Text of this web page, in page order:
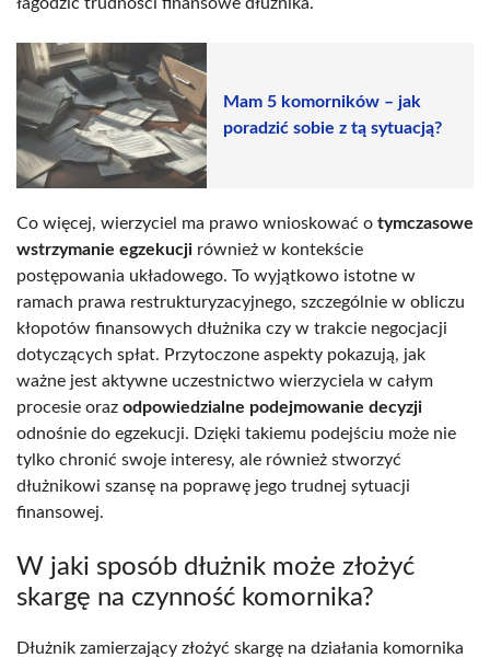
Mam 5 komorników – jak
poradzić sobie z tą sytuacją?
Co więcej, wierzyciel ma prawo wnioskować o tymczasowe
wstrzymanie egzekucji również w kontekście
postępowania układowego. To wyjątkowo istotne w
ramach prawa restrukturyzacyjnego, szczególnie w obliczu
kłopotów finansowych dłużnika czy w trakcie negocjacji
dotyczących spłat. Przytoczone aspekty pokazują, jak
ważne jest aktywne uczestnictwo wierzyciela w całym
procesie oraz odpowiedzialne podejmowanie decyzji
odnośnie do egzekucji. Dzięki takiemu podejściu może nie
tylko chronić swoje interesy, ale również stworzyć
dłużnikowi szansę na poprawę jego trudnej sytuacji
finansowej.
W jaki sposób dłużnik może złożyć
skargę na czynność komornika?
Dłużnik zamierzający złożyć skargę na działania komornika